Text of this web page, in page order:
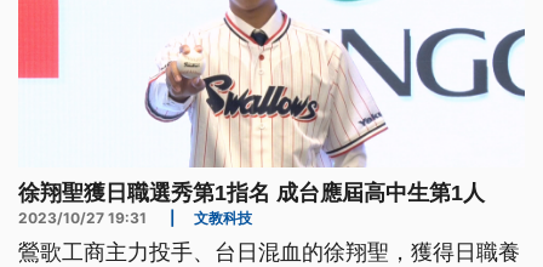
徐翔聖獲日職選秀第1指名 成台應屆高中生第1人
2023/10/27 19:31 文教科技
鶯歌工商主力投手、台日混血的徐翔聖，獲得日職養